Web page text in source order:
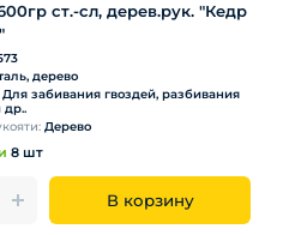
ст.-сл, дерев.рук. "Кедр
дерево
Для забивания гвоздей, разбивания
др..
Дерево
8 шт
В корзину